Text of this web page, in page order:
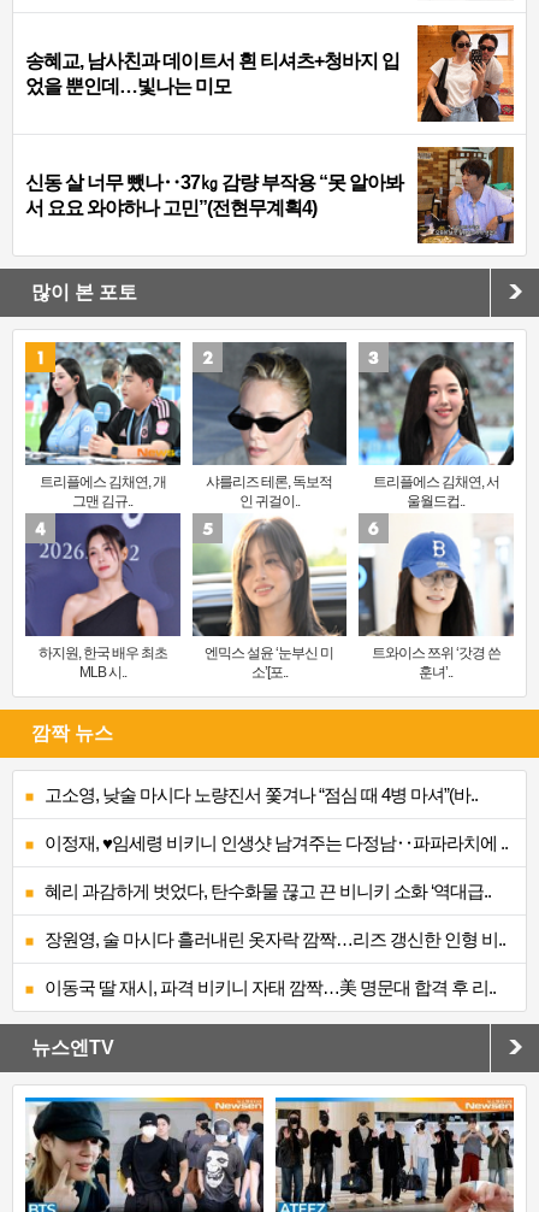
송혜교, 남사친과 데이트서 흰 티셔츠+청바지 입
었을 뿐인데…빛나는 미모
신동 살 너무 뺐나‥37㎏ 감량 부작용 “못 알아봐
서 요요 와야하나 고민”(전현무계획4)
많이 본 포토
트리플에스 김채연, 개
그맨 김규..
샤를리즈 테론, 독보적
인 귀걸이..
트리플에스 김채연, 서
울월드컵..
하지원, 한국 배우 최초
MLB 시..
엔믹스 설윤 ‘눈부신 미
소’[포..
트와이스 쯔위 ‘갓경 쓴
훈녀’..
깜짝 뉴스
고소영, 낮술 마시다 노량진서 쫓겨나 “점심 때 4병 마셔”(바..
이정재, ♥임세령 비키니 인생샷 남겨주는 다정남‥파파라치에 ..
혜리 과감하게 벗었다, 탄수화물 끊고 끈 비니키 소화 ‘역대급..
장원영, 술 마시다 흘러내린 옷자락 깜짝…리즈 갱신한 인형 비..
이동국 딸 재시, 파격 비키니 자태 깜짝…美 명문대 합격 후 리..
뉴스엔TV